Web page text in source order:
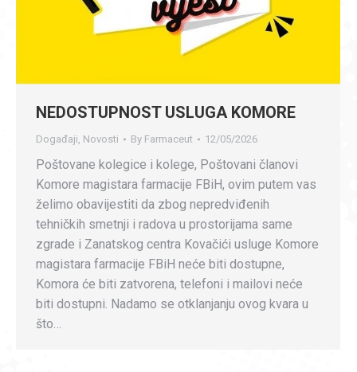
NEDOSTUPNOST USLUGA KOMORE
Događaji, Novosti By Farmaceut 12/05/2026
Poštovane kolegice i kolege, Poštovani članovi
Komore magistara farmacije FBiH, ovim putem vas
želimo obavijestiti da zbog nepredviđenih
tehničkih smetnji i radova u prostorijama same
zgrade i Zanatskog centra Kovačići usluge Komore
magistara farmacije FBiH neće biti dostupne,
Komora će biti zatvorena, telefoni i mailovi neće
biti dostupni. Nadamo se otklanjanju ovog kvara u
što…